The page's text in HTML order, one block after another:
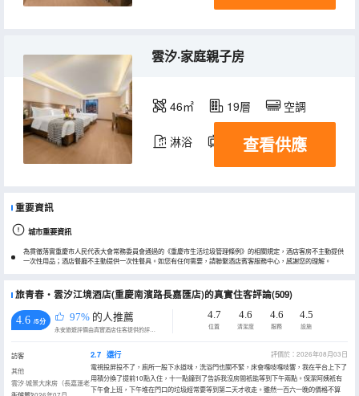
雲汐·家庭親子房
46㎡ 19層 空調
淋浴 電視機
查看供應
重要資訊
城市重要資訊
為貫徹落實重慶市人民代表大會常務委員會通過的《重慶市生活垃圾管理條例》的相關規定，酒店客房不主動提供
一次性用品；酒店餐廳不主動提供一次性餐具。如您有任何需要，請聯繫酒店賓客服務中心，感謝您的理解。
旅青春・雲汐江境酒店(重慶南濱路長嘉匯店)的真實住客評論(509)
4.6 /5分 97% 的人推薦
永安旅遊評價由真實酒店住客提供的評價。
4.7
位置
4.6
清潔度
4.6
服務
4.5
設施
訪客
其他
雲汐·城景大床房（長嘉滙老
2.7 還行
評價於：2026年08月03日
電視投屏投不了，廁所一股下水道味，洗浴門也關不緊，床會嘎吱嘎吱響，我在平台上下了
用積分換了提前10點入住，十一點鐘到了告訴我沒房間衹能等到下午兩點。保潔阿姨衹有
下午會上班，下午堆在門口的垃圾經常要等到第二天才收走。雖然一百六一晚的價格不算